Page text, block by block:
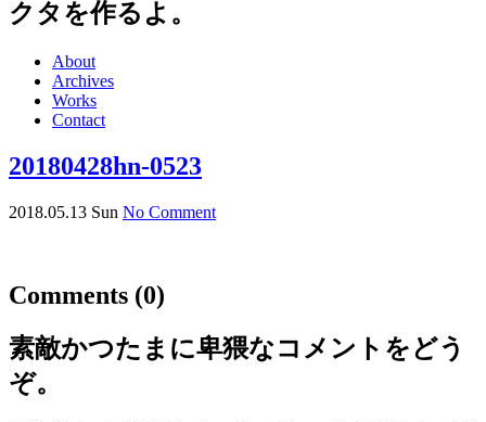
クタを作るよ。
About
Archives
Works
Contact
20180428hn-0523
2018.05.13 Sun No Comment
Comments (0)
素敵かつたまに卑猥なコメントをどう
ぞ。